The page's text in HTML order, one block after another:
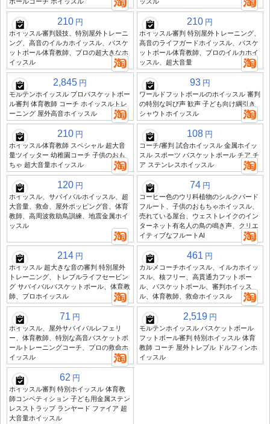
210 円
ホイッスル審判競技、特別屋外トレーニ
ング、高音のイルカホイッスル、バスケ
ットボール体育教師、プロの超大きなホ
イッスル
210 円
ホイッスル審判 特別屋外トレーニング、
高音のライフガードホイッスル、バスケ
ットボール体育教師、プロのイルカホイ
ッスル、超大音量
2,845 円
モルテンホイッスル プロバスケットボー
ル審判 体育教師 コーチ ホイッスルトレ
ーニング 屋外高音ホイッスル
93 円
ワールドフットボールのホイッスル 審判
の特別な叫び声 歓声 子ども向け綱引き
シャウトホイッスル
210 円
ホイッスル体育教師 スペシャル 超大音
量ツイッター 幼稚園コーチ 子供のおも
ちゃ 超大音量ホイッスル
108 円
コーチ/審判 試合ホイッスル 金属ホイッ
スル スポーツ バスケットボール チア チ
ア ステンレスホイッスル
120 円
ホイッスル、サバイバルホイッスル、超
大音量、救命、屋外ポッピング音、体育
教師、高周波救助鳥訓練、地震金属ホイ
ッスル
74 円
コーヒー色のウリ科植物のシルクバード
フルート、子供のおもちゃホイッスル、
売れている屋台、ウェストレイクのイン
ターネット有名人の鳥の鳴き声、クリエ
イティブなフルートAI
214 円
ホイッスル 超大きな音の審判 特別屋外
トレーニング、トレブルライフセービン
グ サバイバルバスケットボール、体育教
師、プロホイッスル
461 円
カルメコーチホイッスル、イルカホイッ
スル、核フリー、高貫通力フットボー
ル、バスケットボール、審判ホイッス
ル、体育教師、救命ホイッスル
71 円
ホイッスル、屋外サバイバルレフェリ
ー、体育教師、特別な高音バスケットボ
ールトレーニングコーチ、プロの救命ホ
イッスル
2,519 円
モルテンホイッスル バスケットボール
フットボール審判 特別ホイッスル 体育
教師 コーチ 屋外トレブル ドルフィンホ
イッスル
62 円
ホイッスル審判 特別ホイッスル 体育教
師コンペティション 子ども用金属ステン
レスストラップ ランヤード ファイア 超
大音量ホイッスル